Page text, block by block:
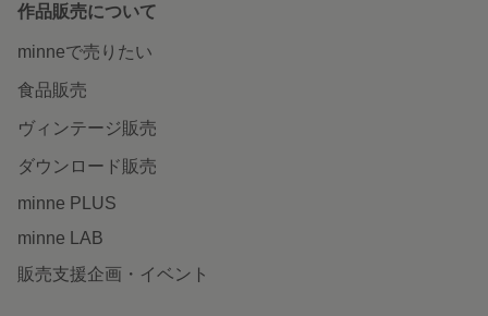
作品販売について
minneで売りたい
食品販売
ヴィンテージ販売
ダウンロード販売
minne PLUS
minne LAB
販売支援企画・イベント